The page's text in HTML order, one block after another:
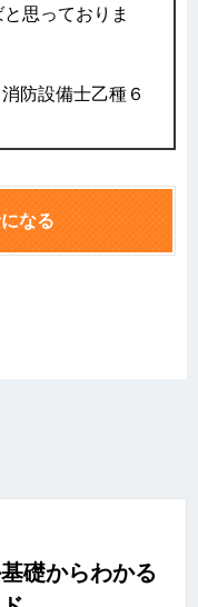
思っておりま
防設備士乙種６
なる
礎からわかる